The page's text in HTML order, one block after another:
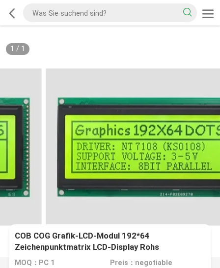
1 / 1
COB COG Grafik-LCD-Modul 192*64
Zeichenpunktmatrix LCD-Display Rohs
MOQ：PC 1 Preis：negotiable